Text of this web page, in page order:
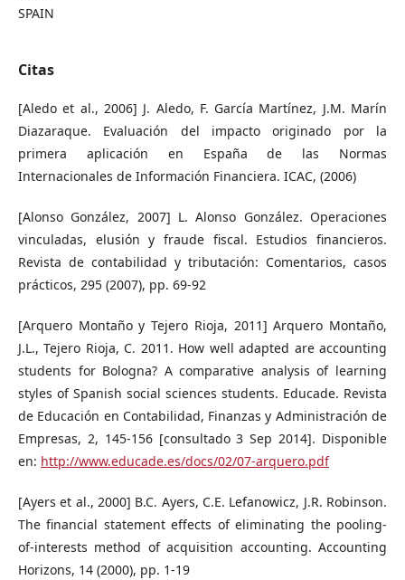
SPAIN
Citas
[Aledo et al., 2006] J. Aledo, F. García Martínez, J.M. Marín
Diazaraque. Evaluación del impacto originado por la
primera aplicación en España de las Normas
Internacionales de Información Financiera. ICAC, (2006)
[Alonso González, 2007] L. Alonso González. Operaciones
vinculadas, elusión y fraude fiscal. Estudios financieros.
Revista de contabilidad y tributación: Comentarios, casos
prácticos, 295 (2007), pp. 69-92
[Arquero Montaño y Tejero Rioja, 2011] Arquero Montaño,
J.L., Tejero Rioja, C. 2011. How well adapted are accounting
students for Bologna? A comparative analysis of learning
styles of Spanish social sciences students. Educade. Revista
de Educación en Contabilidad, Finanzas y Administración de
Empresas, 2, 145-156 [consultado 3 Sep 2014]. Disponible
en: http://www.educade.es/docs/02/07-arquero.pdf
[Ayers et al., 2000] B.C. Ayers, C.E. Lefanowicz, J.R. Robinson.
The financial statement effects of eliminating the pooling-
of-interests method of acquisition accounting. Accounting
Horizons, 14 (2000), pp. 1-19